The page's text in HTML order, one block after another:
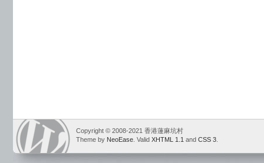
Copyright © 2008-2021 香港蓮麻坑村
Theme by NeoEase . Valid XHTML 1.1 and CSS 3